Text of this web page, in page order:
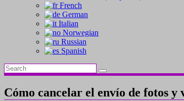
French
German
Italian
Norwegian
Russian
Spanish
Cómo cancelar el envío de fotos y